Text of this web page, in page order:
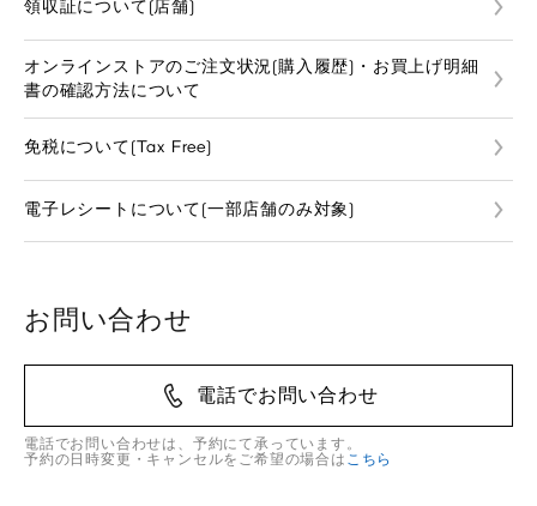
領収証について(店舗)
オンラインストアのご注文状況(購入履歴)・お買上げ明細
書の確認方法について
免税について(Tax Free)
電子レシートについて(一部店舗のみ対象)
お問い合わせ
電話でお問い合わせ
電話でお問い合わせは、予約にて承っています。
予約の日時変更・キャンセルをご希望の場合は こちら